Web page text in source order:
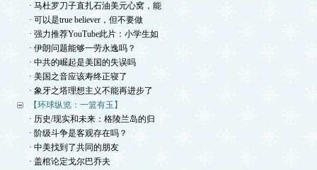
· 马杜罗刀子直扎石油美元心窝，能
· 可以是true believer，但不要做
· 强力推荐YouTube此片：小学生如
· 伊朗问题能够一劳永逸吗？
· 中共的崛起是美国的失误吗
· 美国之音应该寿终正寝了
· 象牙之塔理想主义不能再进步了
【环球纵览：一篮有玉】
· 历史/现实和未来：格陵兰岛的归
· 阶级斗争是客观存在吗？
· 中美找到了共同的朋友
· 盖棺论定戈尔巴乔夫